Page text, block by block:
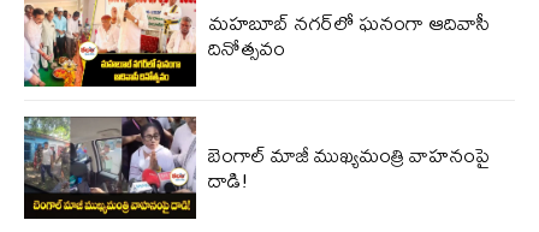
మహబూబ్‌ నగర్‌లో ఘనంగా ఆదివాసీ
దినోత్సవం
బెంగాల్​ మాజీ ముఖ్యమంత్రి వాహనంపై
దాడి!